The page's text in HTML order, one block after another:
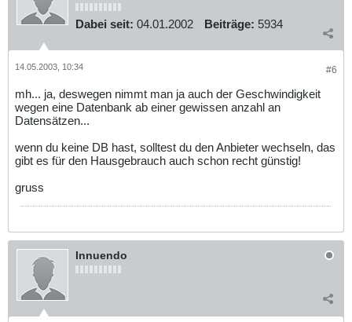
Dabei seit: 04.01.2002 Beiträge: 5934
#6
14.05.2003, 10:34
mh... ja, deswegen nimmt man ja auch der Geschwindigkeit
wegen eine Datenbank ab einer gewissen anzahl an
Datensätzen...
wenn du keine DB hast, solltest du den Anbieter wechseln, das
gibt es für den Hausgebrauch auch schon recht günstig!
gruss
Innuendo